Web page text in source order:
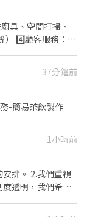
具、空間打掃、
） 4️⃣顧客服務：點
次排班3個小時，
本為1630-2030
項⚠️ 1.
37分鐘前
-簡易茶飲製作
1小時前
排。 2.我們重視
透明，我們希望